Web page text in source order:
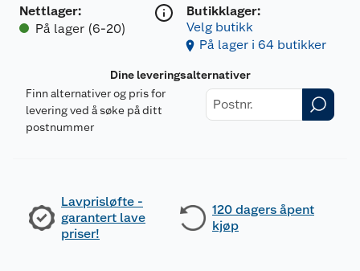
Nettlager:
På lager (6-20)
Butikklager:
Velg butikk
På lager i 64 butikker
Dine leveringsalternativer
Finn alternativer og pris for
levering ved å søke på ditt
postnummer
Lavprisløfte -
garantert lave
priser!
120 dagers åpent
kjøp